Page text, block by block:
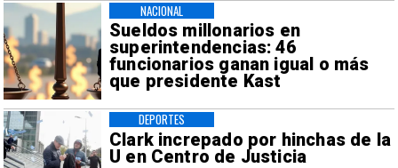
Sueldos millonarios en
superintendencias: 46
funcionarios ganan igual o más
que presidente Kast
NACIONAL
Clark increpado por hinchas de la
U en Centro de Justicia
DEPORTES